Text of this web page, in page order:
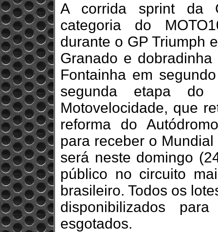
A corrida sprint da
categoria do
durante o GP Triumph
Granado e
Fontainha em
segunda etapa do
Motovelocidade, que
reforma do
para receber o
será neste domingo
público no circuito
brasileiro. Todos os
disponibilizados
esgotados.